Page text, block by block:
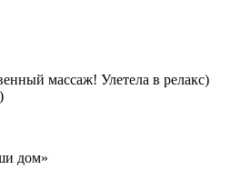
массаж! Улетела в релакс)
дом»